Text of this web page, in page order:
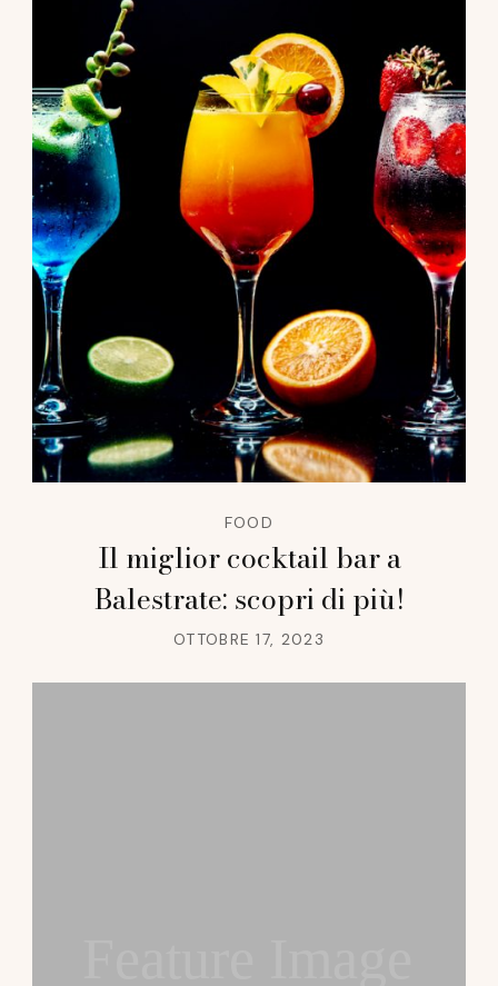
FOOD
Il miglior cocktail bar a
Balestrate: scopri di più!
OTTOBRE 17, 2023